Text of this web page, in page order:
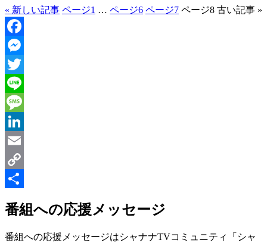
« 新しい記事 ページ1 … ページ6 ページ7 ページ8 古い記事 »
有
番組への応援メッセージ
番組への応援メッセージはシャナナTVコミュニティ「シャ